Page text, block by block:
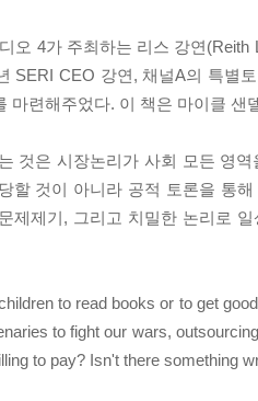
오 4가 주최하는 리스 강연
SERI CEO 강연, 채널A의 특별
마련해주었다. 이 책은 마이클
것은 시장논리가 사회 모든 영
할 것이 아니라 공적 토론을 통
제제기, 그리고 치밀한 논리로
to read books or to get
to fight our wars,
to pay? Isn't there something